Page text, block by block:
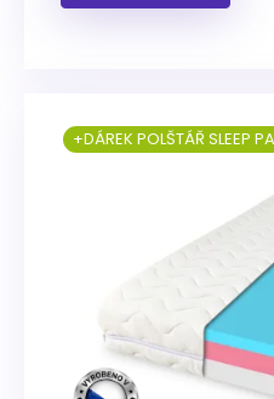
+DÁREK POLŠTÁŘ SLEEP